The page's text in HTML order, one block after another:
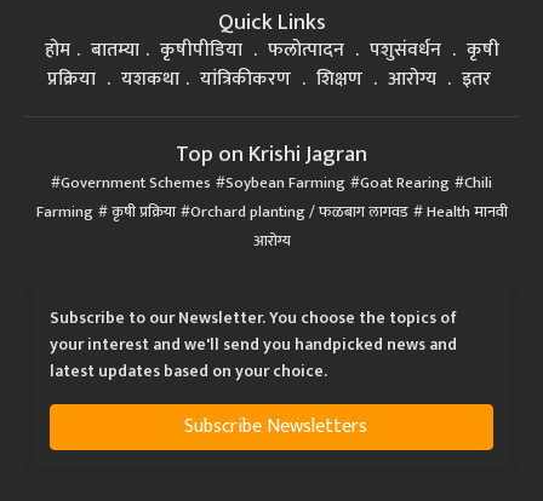
Quick Links
होम बातम्या कृषीपीडिया फलोत्पादन पशुसंवर्धन
कृषी
प्रक्रिया
यशकथा यांत्रिकीकरण शिक्षण आरोग्य इतर
Top on Krishi Jagran
Government Schemes Soybean Farming Goat Rearing Chili
Farming कृषी प्रक्रिया Orchard planting / फळबाग लागवड Health मानवी
आरोग्य
Subscribe to our Newsletter. You choose the topics of
your interest and we'll send you handpicked news and
latest updates based on your choice.
Subscribe Newsletters